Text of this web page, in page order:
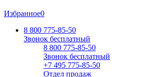
Избранное0
8 800 775-85-50
Звонок бесплатный
8 800 775-85-50
Звонок бесплатный
+7 495 775-85-50
Отдел продаж